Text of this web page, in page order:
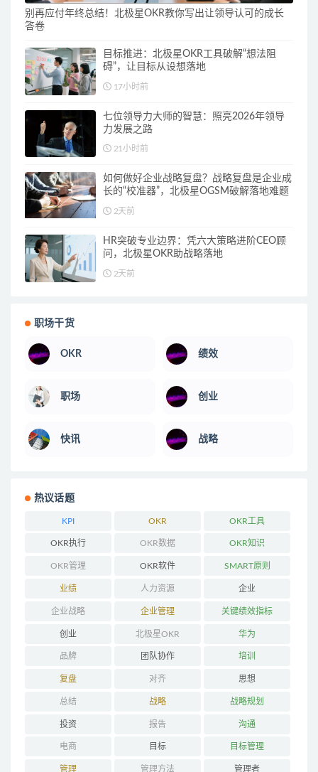
别再应付年终总结！北极星OKR教你写出让领导认可的成长
答卷
目标推进：北极星OKR工具破解“想法阻
碍”，让目标从设想落地
17小时前
七位领导力大师的智慧：照亮2026年领导
力发展之路
21小时前
如何做好企业战略复盘？战略复盘是企业成
长的“校准器”，北极星OGSM破解落地难题
2天前
HR突破专业边界：凭六大策略进阶CEO顾
问，北极星OKR助战略落地
2天前
职场干货
OKR 绩效
职场 创业
快讯 战略
热议话题
KPI OKR OKR工具
OKR执行 OKR数据 OKR知识
OKR管理 OKR软件 SMART原则
业绩 人力资源 企业
企业战略 企业管理 关键绩效指标
创业 北极星OKR 华为
品牌 团队协作 培训
复盘 对齐 思想
总结 战略 战略规划
投资 报告 沟通
电商 目标 目标管理
管理 管理方法 管理者